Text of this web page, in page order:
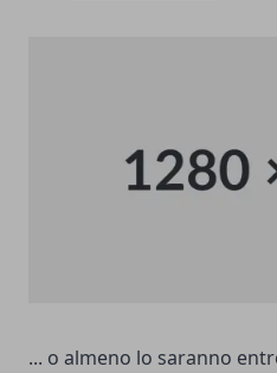
... o almeno lo saranno